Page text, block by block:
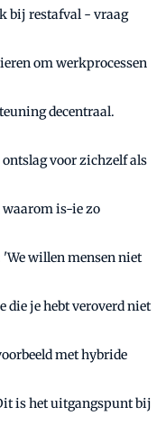
bij restafval - vraag
om werkprocessen
decentraal.
ontslag voor zichzelf als
waarom is-ie zo
willen mensen niet
die je hebt veroverd niet
met hybride
is het uitgangspunt bij